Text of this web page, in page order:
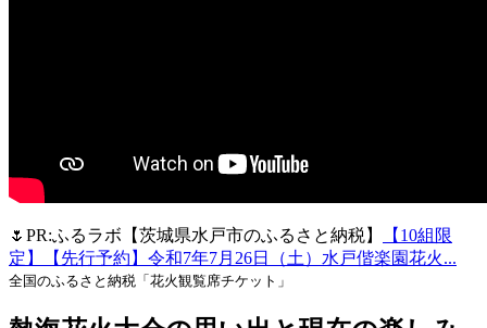
🌷PR:ふるラボ【茨城県水戸市のふるさと納税】
【10組限
定】【先行予約】令和7年7月26日（土）水戸偕楽園花火...
全国のふるさと納税「花火観覧席チケット」